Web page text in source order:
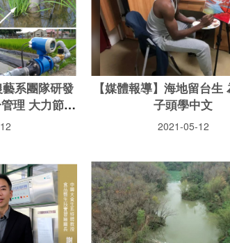
藝系團隊研發
理 大力節省
【媒體報導】海地留台生
子頭學中文
2021-05-12